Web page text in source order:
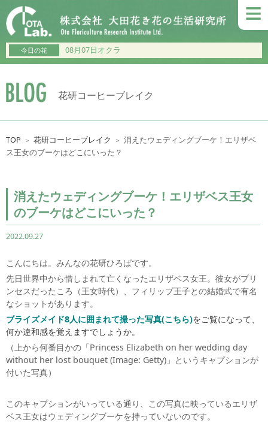
≡
今日の花 08月07日オクラ
花研コーヒーブレイク
TOP ＞ 花研コーヒーブレイク ＞ 消えたウェディングブーケ！エリザベ
ス王女のブーケはどこにいった？
消えたウェディングブーケ！エリザベス王女
のブーケはどこにいった？
2022.09.27
こんにちは。みんなの花研ひろばです。
先日世界中から惜しまれて亡くなったエリザベス女王。彼女がプリ
ンセスだったころ（王女時代）、フィリップ王子との結婚式で有名
なショットがあります。
ブライズメイド8人に囲まれて撮った写真(こちら)をご覧になって、
何か違和感を覚えますでしょうか。
（上から何番目かの「Princess Elizabeth on her wedding day
without her lost bouquet (Image: Getty)」というキャプションが
付いた写真）
このキャプションがいっている通り、この写真に映っているエリザ
ベス王女はウェディングブーケを持っていないのです。